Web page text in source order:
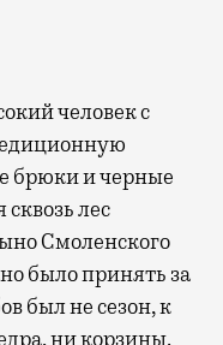
человек с
брюки и черные
лес
Смоленского
было принять за
был не сезон, к
ни корзины.